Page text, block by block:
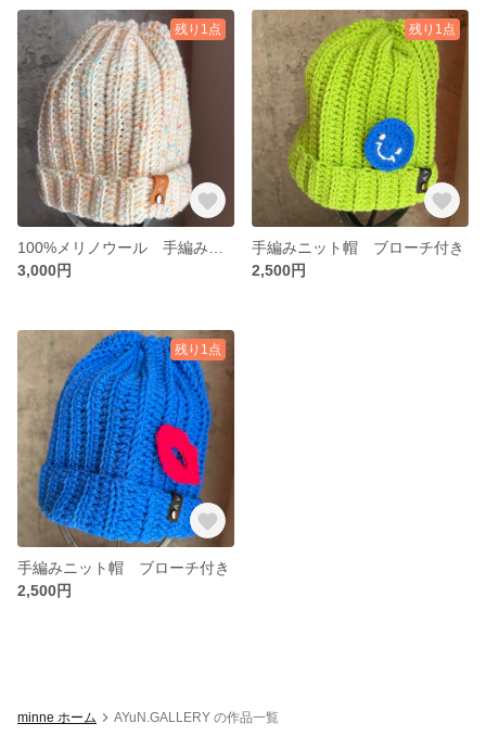
残り1点
3,000円
残り1点
手編みニット帽 ブローチ付き
2,500円
残り1点
手編みニット帽 ブローチ付き
2,500円
minne ホーム AYuN.GALLERY の作品一覧